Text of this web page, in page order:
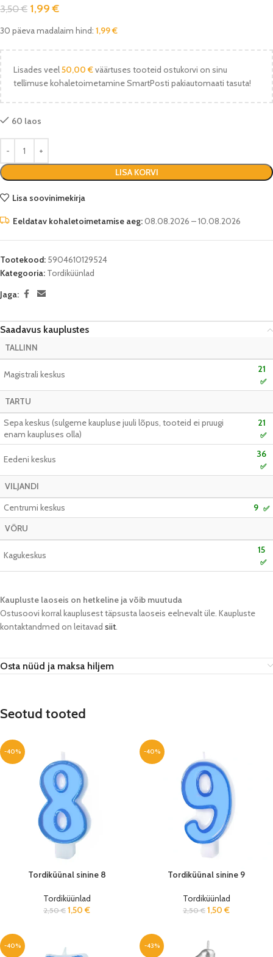
3,50€ 1,99€
30 päeva madalaim hind: 1,99€
Lisades veel50,00 €väärtuses tooteid ostukorvi on sinu
tellimuse kohaletoimetamine SmartPosti pakiautomaati tasuta!
60 laos
LISA KORVI
Lisa soovinimekirja
Eeldatav kohaletoimetamise aeg:08.08.2026 – 10.08.2026
Tootekood: 5904610129524
Kategooria: Tordiküünlad
Jaga:
Saadavus kauplustes
TALLINN
Magistrali keskus 21
✅
TARTU
Sepa keskus (sulgeme kaupluse juuli lõpus, tooteid ei pruugi
enam kaupluses olla)
21
✅
Eedeni keskus 36
✅
VILJANDI
Centrumi keskus
9 ✅
VÕRU
Kagukeskus 15
✅
Kaupluste laoseis on hetkeline ja võib muutuda​
Ostusoovi korral kauplusest täpsusta laoseis eelnevalt üle. Kaupluste
kontaktandmed on leitavad siit.
Osta nüüd ja maksa hiljem
Seotud tooted
-40%
Tordiküünal sinine 8
Tordiküünlad
2,50€ 1,50 €
-40%
Tordiküünal sinine 9
Tordiküünlad
2,50€ 1,50 €
-40% -43%